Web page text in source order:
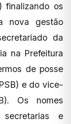
finalizando os
nova gestão
da
na Prefeitura
de posse
e do vice-
Os nomes
e